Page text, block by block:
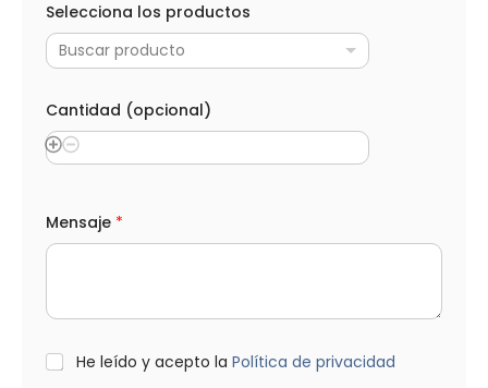
m
b
e
o
s
*
A
l
i
s
Selecciona los productos
Buscar producto
Cantidad (opcional)
Mensaje *
L
He leído y acepto la Política de privacidad